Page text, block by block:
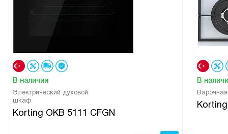
В наличии
Электрический духовой
шкаф
Korting OKB 5111 CFGN
В